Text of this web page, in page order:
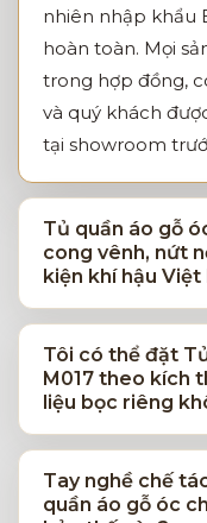
nhiên nhập khẩu
hoàn toàn. Mọi
trong hợp đồng,
và quý khách
tại showroom
Tủ quần áo gỗ
cong vênh, nứt
kiện khí hậu
Tôi có thể đặt
M017 theo kích
liệu bọc riêng
Tay nghề chế
quần áo gỗ óc